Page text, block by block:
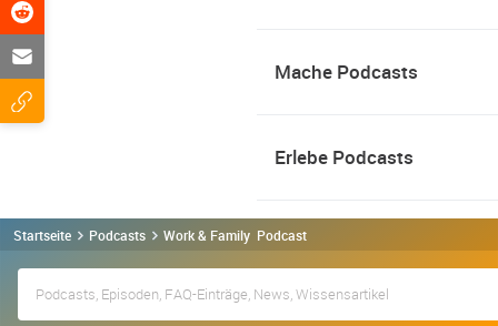
Mache Podcasts
Erlebe Podcasts
Startseite Podcasts Work & Family Podcast